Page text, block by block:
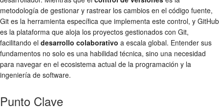
metodología de gestionar y rastrear los cambios en el código fuente,
Git es la herramienta específica que implementa este control, y GitHub
es la plataforma que aloja los proyectos gestionados con Git,
facilitando el desarrollo colaborativo a escala global. Entender sus
fundamentos no solo es una habilidad técnica, sino una necesidad
para navegar en el ecosistema actual de la programación y la
ingeniería de software.
Punto Clave